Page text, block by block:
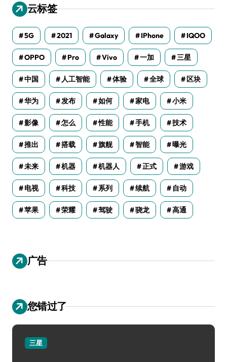
云标签
5G 2021 Galaxy IPhone IQOO
OPPO Pro Vivo 一加 三星
中国 人工智能 体验 全球 区块
华为 发布 如何 家电 小米
影像 怎么 性能 手机 技术
推出 搭载 旗舰 智能 曝光
未来 机器 机器人 正式 游戏
电视 科技 系列 续航 自动
苹果 荣耀 驾驶 骁龙 高通
广告
您错过了
三星